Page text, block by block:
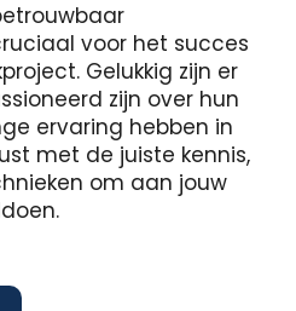
voor het succes
Gelukkig zijn er
zijn over hun
ervaring hebben in
met de juiste kennis,
om aan jouw